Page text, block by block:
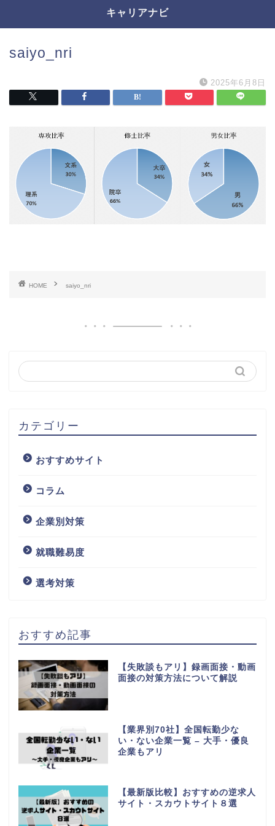
キャリアナビ
saiyo_nri
2025年6月8日
HOME saiyo_nri
カテゴリー
おすすめサイト
コラム
企業別対策
就職難易度
選考対策
おすすめ記事
【失敗談もアリ】録画面接・動画
面接の対策方法について解説
【業界別70社】全国転勤少な
い・ない企業一覧 – 大手・優良
企業もアリ
【最新版比較】おすすめの逆求人
サイト・スカウトサイト８選